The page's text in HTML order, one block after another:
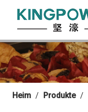
Heim / Produkte /